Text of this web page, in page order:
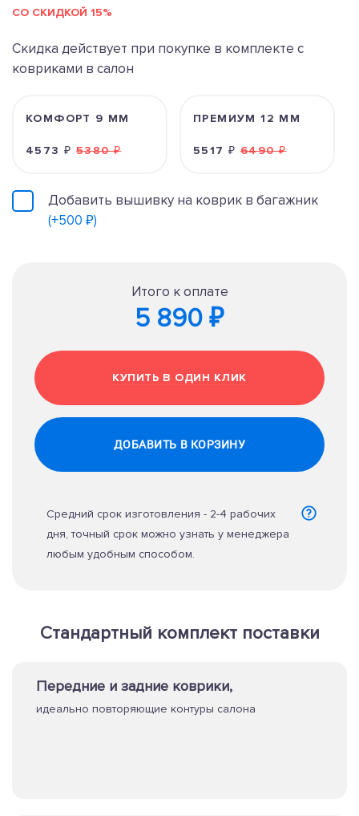
СО СКИДКОЙ 15%
Скидка действует при покупке в комплекте с
ковриками в салон
КОМФОРТ 9 ММ
4573 ₽ 5380 ₽
ПРЕМИУМ 12 ММ
5517 ₽ 6490 ₽
Добавить вышивку на коврик в багажник
(+500 ₽)
Итого к оплате
5 890 ₽
КУПИТЬ В ОДИН КЛИК
ДОБАВИТЬ В КОРЗИНУ
Средний срок изготовления - 2-4 рабочих
дня, точный срок можно узнать у менеджера
любым удобным способом.
Стандартный комплект поставки
Передние и задние коврики,
идеально повторяющие контуры салона